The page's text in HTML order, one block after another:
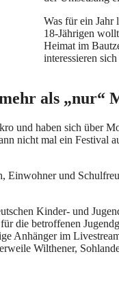
Was für ein Jahr
18-Jährigen
Heimat im
interessieren
als „nur“
und haben sich über
nicht mal ein
Einwohner und
Kinder- und
die betroffenen
Anhänger im
Wilthener,